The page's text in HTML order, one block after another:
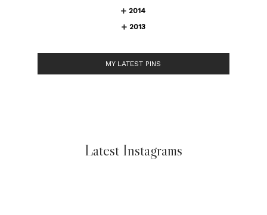
2014
2013
MY LATEST PINS
Latest Instagrams